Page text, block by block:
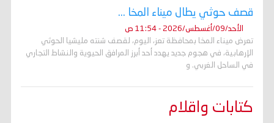
قصف حوثي يطال ميناء المخا ...
الأحد/09/أغسطس/2026 - 11:54 ص
تعرض ميناء المخا بمحافظة تعز، اليوم، لقصف شنته مليشيا الحوثي
الإرهابية، في هجوم جديد يهدد أحد أبرز المرافق الحيوية والنشاط التجاري
في الساحل الغربي. و
كتابات واقلام